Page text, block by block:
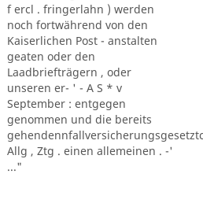
f ercl . fringerlahn ) werden
noch fortwährend von den
Kaiserlichen Post - anstalten
geaten oder den
Laadbriefträgern , oder
unseren er- ' - A S * v
September : entgegen
genommen und die bereits
Allg , Ztg . einen allemeinen . -'
..."